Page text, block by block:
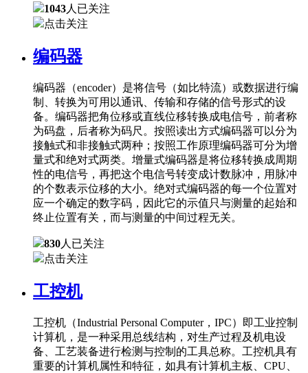
1043人已关注
点击关注
编码器
编码器（encoder）是将信号（如比特流）或数据进行编
制、转换为可用以通讯、传输和存储的信号形式的设
备。编码器把角位移或直线位移转换成电信号，前者称
为码盘，后者称为码尺。按照读出方式编码器可以分为
接触式和非接触式两种；按照工作原理编码器可分为增
量式和绝对式两类。增量式编码器是将位移转换成周期
性的电信号，再把这个电信号转变成计数脉冲，用脉冲
的个数表示位移的大小。绝对式编码器的每一个位置对
应一个确定的数字码，因此它的示值只与测量的起始和
终止位置有关，而与测量的中间过程无关。
830人已关注
点击关注
工控机
工控机（Industrial Personal Computer，IPC）即工业控制
计算机，是一种采用总线结构，对生产过程及机电设
备、工艺装备进行检测与控制的工具总称。工控机具有
重要的计算机属性和特征，如具有计算机主板、CPU、